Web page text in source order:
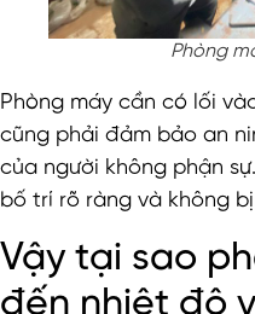
Phòng
Phòng máy cần có lối
cũng phải đảm bảo an
của người không phận
bố trí rõ ràng và không
Vậy tại sao
đến nhiệt độ